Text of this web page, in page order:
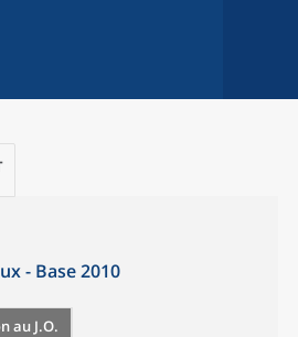
- Base 2010
au J.O.